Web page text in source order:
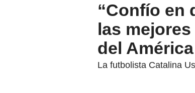
“Confío en
las
del
La futbolista Catalina